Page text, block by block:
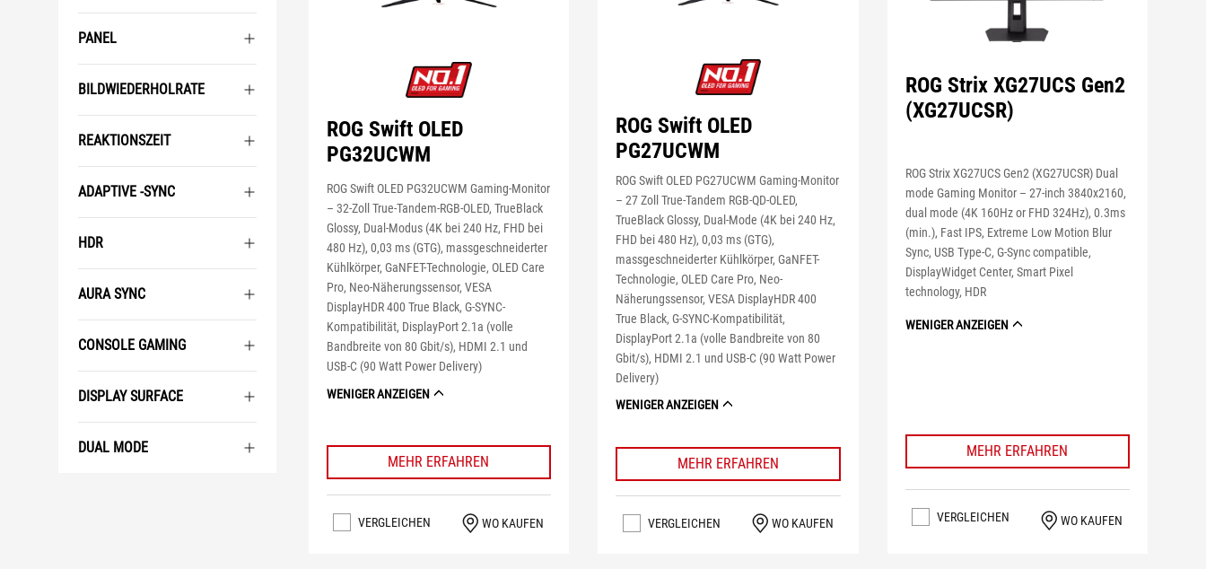
PANEL
BILDWIEDERHOLRATE
REAKTIONSZEIT
ADAPTIVE -SYNC
HDR
AURA SYNC
CONSOLE GAMING
DISPLAY SURFACE
DUAL MODE
ROG Swift OLED
PG32UCWM
ROG Swift OLED PG32UCWM Gaming-Monitor
– 32-Zoll True-Tandem-RGB-OLED, TrueBlack
Glossy, Dual-Modus (4K bei 240 Hz, FHD bei
480 Hz), 0,03 ms (GTG), massgeschneiderter
Kühlkörper, GaNFET-Technologie, OLED Care
Pro, Neo-Näherungssensor, VESA
DisplayHDR 400 True Black, G-SYNC-
Kompatibilität, DisplayPort 2.1a (volle
Bandbreite von 80 Gbit/s), HDMI 2.1 und
USB-C (90 Watt Power Delivery)
WENIGER ANZEIGEN
MEHR ERFAHREN
VERGLEICHEN WO KAUFEN
ROG Swift OLED
PG27UCWM
ROG Swift OLED PG27UCWM Gaming-Monitor
– 27 Zoll True-Tandem RGB-QD-OLED,
TrueBlack Glossy, Dual-Mode (4K bei 240 Hz,
FHD bei 480 Hz), 0,03 ms (GTG),
massgeschneiderter Kühlkörper, GaNFET-
Technologie, OLED Care Pro, Neo-
Näherungssensor, VESA DisplayHDR 400
True Black, G-SYNC-Kompatibilität,
DisplayPort 2.1a (volle Bandbreite von 80
Gbit/s), HDMI 2.1 und USB-C (90 Watt Power
Delivery)
WENIGER ANZEIGEN
MEHR ERFAHREN
VERGLEICHEN WO KAUFEN
ROG Strix XG27UCS Gen2
(XG27UCSR)
ROG Strix XG27UCS Gen2 (XG27UCSR) Dual
mode Gaming Monitor – 27-inch 3840x2160,
dual mode (4K 160Hz or FHD 324Hz), 0.3ms
(min.), Fast IPS, Extreme Low Motion Blur
Sync, USB Type-C, G-Sync compatible,
DisplayWidget Center, Smart Pixel
technology, HDR
WENIGER ANZEIGEN
MEHR ERFAHREN
VERGLEICHEN WO KAUFEN